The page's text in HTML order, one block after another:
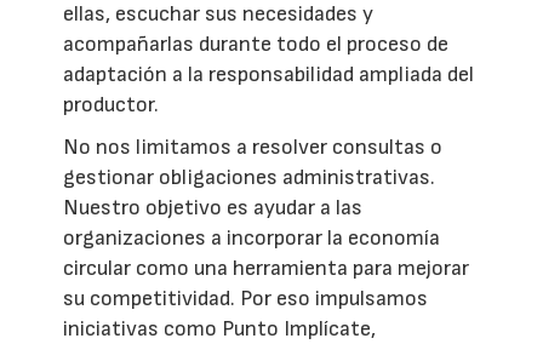
ellas, escuchar sus necesidades y
acompañarlas durante todo el proceso de
adaptación a la responsabilidad ampliada del
productor.
No nos limitamos a resolver consultas o
gestionar obligaciones administrativas.
Nuestro objetivo es ayudar a las
organizaciones a incorporar la economía
circular como una herramienta para mejorar
su competitividad. Por eso impulsamos
iniciativas como Punto Implícate,